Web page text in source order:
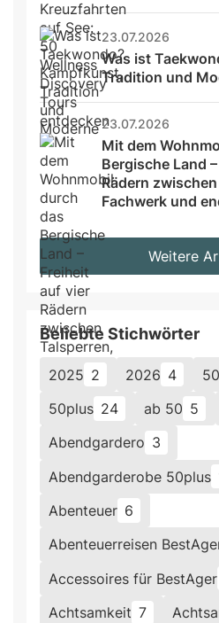
23.07.2026
Was ist
Tradition und
23.07.2026
Mit dem
Bergische Land
Rädern
Fachwerk und
Weitere
Beliebte Stichwörter
2025 2 2026 4 50
50plus 24 ab 50 5
Abendgardero 3
Abendgarderobe 50plus
Abenteuer 6
Abenteuerreisen
Accessoires für BestAger
Achtsamkeit 7